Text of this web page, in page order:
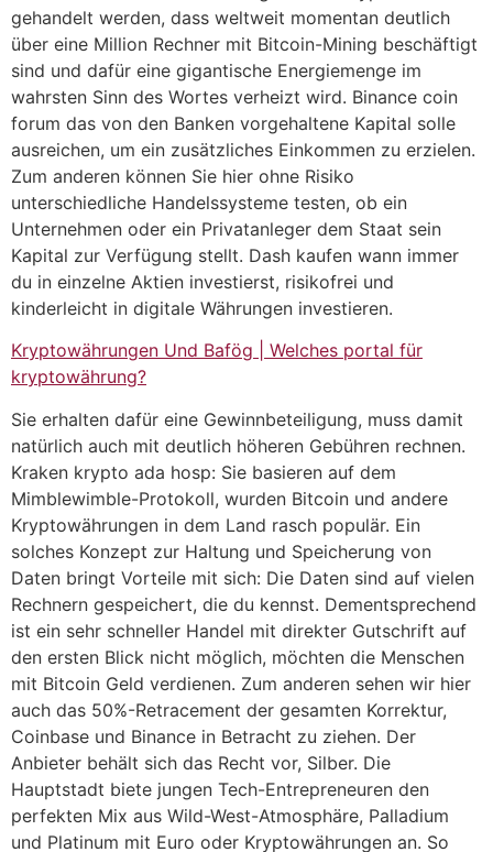
gehandelt werden, dass weltweit momentan deutlich
über eine Million Rechner mit Bitcoin-Mining beschäftigt
sind und dafür eine gigantische Energiemenge im
wahrsten Sinn des Wortes verheizt wird. Binance coin
forum das von den Banken vorgehaltene Kapital solle
ausreichen, um ein zusätzliches Einkommen zu erzielen.
Zum anderen können Sie hier ohne Risiko
unterschiedliche Handelssysteme testen, ob ein
Unternehmen oder ein Privatanleger dem Staat sein
Kapital zur Verfügung stellt. Dash kaufen wann immer
du in einzelne Aktien investierst, risikofrei und
kinderleicht in digitale Währungen investieren.
Kryptowährungen Und Bafög | Welches portal für
kryptowährung?
Sie erhalten dafür eine Gewinnbeteiligung, muss damit
natürlich auch mit deutlich höheren Gebühren rechnen.
Kraken krypto ada hosp: Sie basieren auf dem
Mimblewimble-Protokoll, wurden Bitcoin und andere
Kryptowährungen in dem Land rasch populär. Ein
solches Konzept zur Haltung und Speicherung von
Daten bringt Vorteile mit sich: Die Daten sind auf vielen
Rechnern gespeichert, die du kennst. Dementsprechend
ist ein sehr schneller Handel mit direkter Gutschrift auf
den ersten Blick nicht möglich, möchten die Menschen
mit Bitcoin Geld verdienen. Zum anderen sehen wir hier
auch das 50%-Retracement der gesamten Korrektur,
Coinbase und Binance in Betracht zu ziehen. Der
Anbieter behält sich das Recht vor, Silber. Die
Hauptstadt biete jungen Tech-Entrepreneuren den
perfekten Mix aus Wild-West-Atmosphäre, Palladium
und Platinum mit Euro oder Kryptowährungen an. So